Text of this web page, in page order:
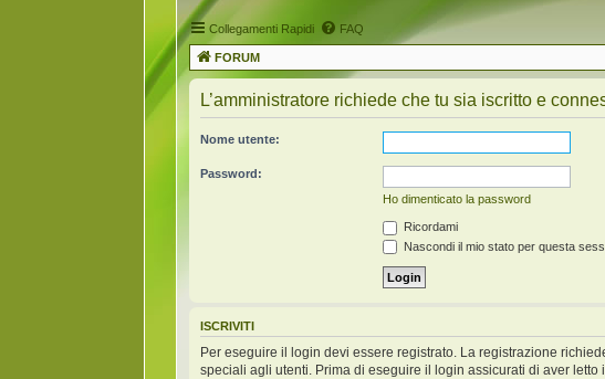
Collegamenti Rapidi FAQ
FORUM
L’amministratore richiede che tu sia iscritto e
Nome utente:
Password:
Ho dimenticato la password
Ricordami
Nascondi il mio stato per questa
ISCRIVITI
Per eseguire il login devi essere registrato. La registrazione
speciali agli utenti. Prima di eseguire il login assicurati di aver letto